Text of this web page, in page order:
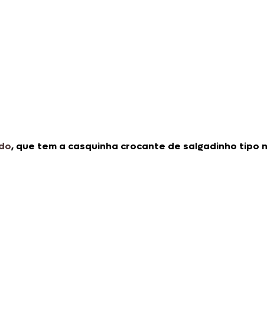
, que tem a casquinha crocante de salgadinho tipo